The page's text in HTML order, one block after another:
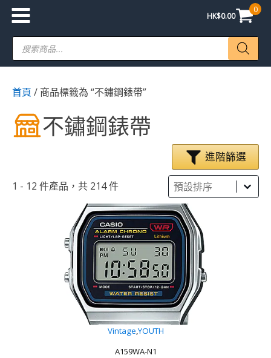
HK$0.00
0
Products
search
首頁 / 商品標籤為 “不鏽鋼錶帶”
不鏽鋼錶帶
進階篩選
1 - 12 件產品，共 214 件 Sort
Sort content
Sort content
Vintage YOUTH
A159WA-N1